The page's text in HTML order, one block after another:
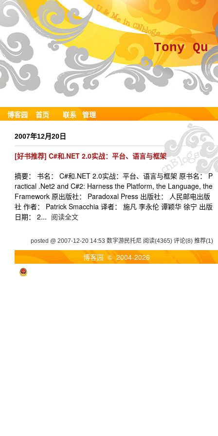
Tony Qu
博客园 首页 联系 管理
2007年12月20日
[好书推荐] C#和.NET 2.0实战：平台、语言与框架
摘要： 书名： C#和.NET 2.0实战：平台、语言与框架 原书名： P
ractical .Net2 and C#2: Harness the Platform, the Language, the
Framework 原出版社： Paradoxal Press 出版社： 人民邮电出版
社 作者： Patrick Smacchia 译者： 施凡 李永伦 谭颖华 徐宁 出版
日期： 2... 阅读全文
posted @ 2007-12-20 14:53 数字游民托尼 阅读(4365) 评论(8) 推荐(1)
博客园 © 2004-2026